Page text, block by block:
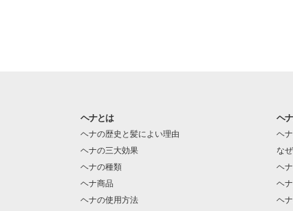
ヘナとは
ヘナの歴史と髪によい理由
ヘナの三大効果
ヘナの種類
ヘナ商品
ヘナの使用方法
ヘ
ヘ
な
ヘ
ヘ
ヘ